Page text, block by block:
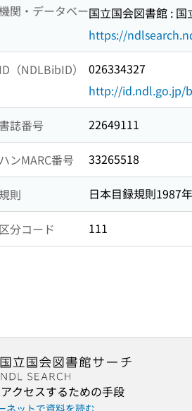
関・データベー国立国会図書館 :
https://
（NDLBibID）
026334327
http://id.ndl.go.jp/
誌番号 22649111
ンMARC番号 33265518
則 日本目録規則1987
分コード 111
クセスするための手段